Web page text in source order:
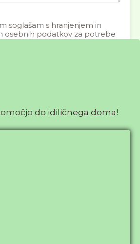
soglašam s hranjenjem in
osebnih podatkov za potrebe
nepremičnine
do idiličnega doma!